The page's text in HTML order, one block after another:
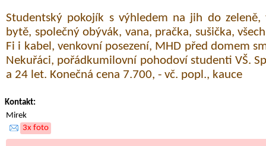
Studentský pokojík s výhledem na jih do zeleně,
bytě, společný obývák, vana, pračka, sušička,
Fi i kabel, venkovní posezení, MHD před domem
Nekuřáci, pořádkumilovní pohodoví studenti VŠ.
a 24 let. Konečná cena 7.700, - vč. popl., kauce
Kontakt:
Mirek
3x foto